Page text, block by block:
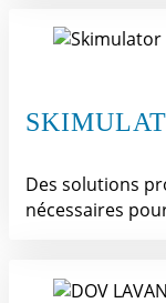
Des solutions
nécessaires